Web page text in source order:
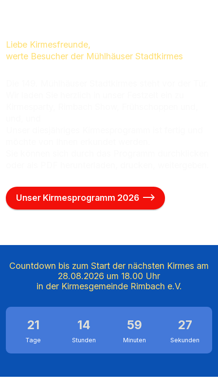
Liebe Kirmesfreunde,
werte Besucher der Mühlhäuser Stadtkirmes
Unser Kirmesprogramm 2026
Countdown bis zum Start der nächsten Kirmes am
28.08.2026 um 18.00 Uhr
in der Kirmesgemeinde Rimbach e.V.
21
Tage
14
Stunden
59
Minuten
26
Sekunden